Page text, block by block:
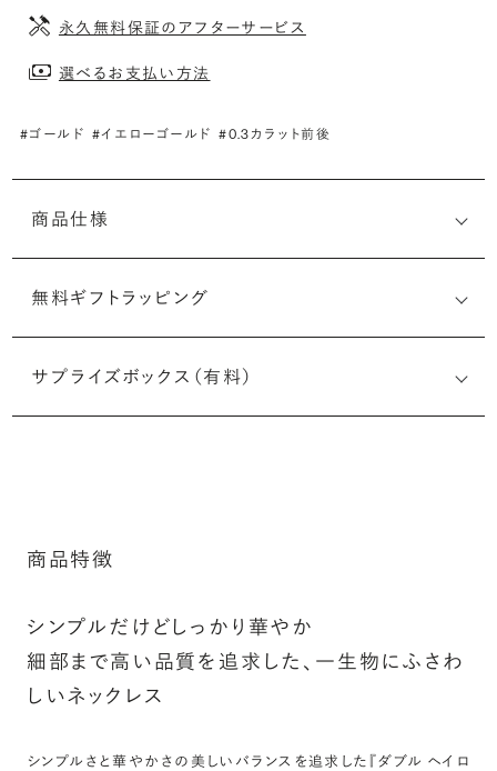
永久無料保証のアフターサービス
選べるお支払い方法
#ゴールド #イエローゴールド #0.3カラット前後
商品仕様
無料ギフトラッピング
サプライズボックス（有料）
商品特徴
シンプルだけどしっかり華やか
細部まで高い品質を追求した、一生物にふさわ
しいネックレス
シンプルさと華やかさの美しいバランスを追求した『ダブル ヘイロ